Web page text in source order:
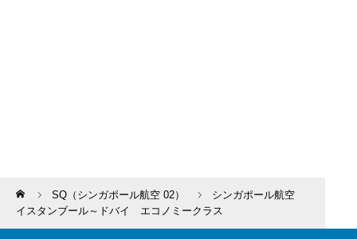
Home SQ（シンガポール航空 02）
シンガポール航空
イスタンブール～ドバイ エコノミークラス